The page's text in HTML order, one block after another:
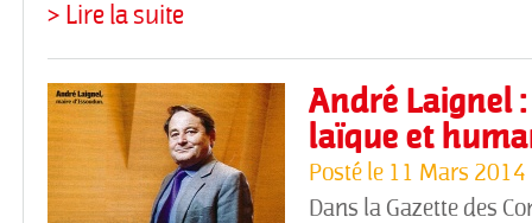
> Lire la suite
André Laignel
laïque et
Posté le 11 Mars 2014
Dans la Gazette des